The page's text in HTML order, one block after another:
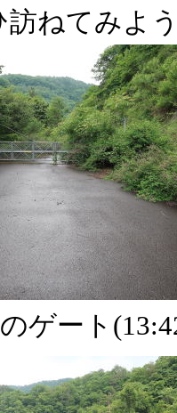
訪ねてみよ
ゲート